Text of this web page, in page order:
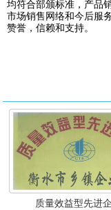
均符合部颁标准，产品
市场销售网络和今后服
质量效益型先进